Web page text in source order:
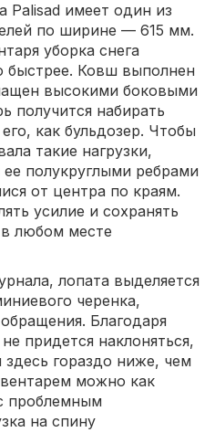
Palisad имеет один из
по ширине — 615 мм.
уборка снега
быстрее. Ковш выполнен
высокими боковыми
получится набирать
как бульдозер. Чтобы
такие нагрузки,
полукруглыми ребрами
от центра по краям.
усилие и сохранять
любом месте
лопата выделяется
черенка,
Благодаря
придется наклоняться,
гораздо ниже, чем
можно как
проблемным
на спину